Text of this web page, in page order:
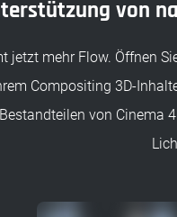
von
jetzt mehr Flow. Öffnen
Compositing 3D-
von Cinema